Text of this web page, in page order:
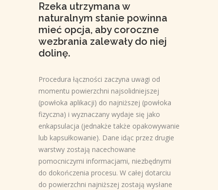
Rzeka utrzymana w
naturalnym stanie powinna
mieć opcja, aby coroczne
wezbrania zalewały do niej
dolinę.
Procedura łączności zaczyna uwagi od
momentu powierzchni najsolidniejszej
(powłoka aplikacji) do najniższej (powłoka
fizyczna) i wyznaczany wydaje się jako
enkapsulacja (jednakże także opakowywanie
lub kapsułkowanie). Dane idąc przez drugie
warstwy zostają nacechowane
pomocniczymi informacjami, niezbędnymi
do dokończenia procesu. W całej dotarciu
do powierzchni najniższej zostają wysłane